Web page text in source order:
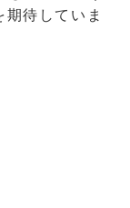
待していま